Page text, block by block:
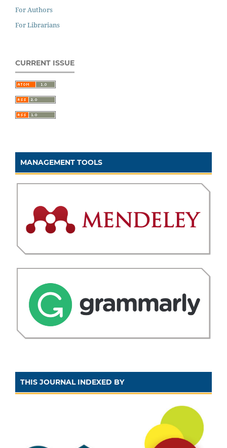
For Authors
For Librarians
CURRENT ISSUE
MANAGEMENT TOOLS
THIS JOURNAL INDEXED BY